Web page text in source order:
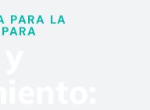
PARA LA